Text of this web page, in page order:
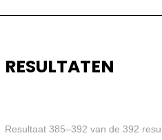
RESULTATEN
Resultaat 385–392 van de 392